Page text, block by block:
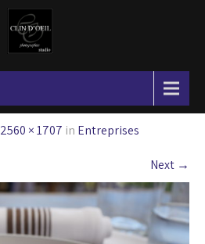
2560 × 1707 in Entreprises
Next →